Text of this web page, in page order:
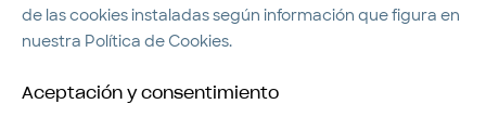
de las cookies instaladas según información que figura en
nuestra Política de Cookies.
Aceptación y consentimiento